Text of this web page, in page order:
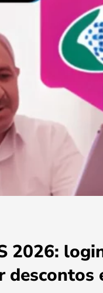
2026:
descontos